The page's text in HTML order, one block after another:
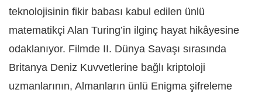
teknolojisinin fikir babası kabul edilen ünlü
matematikçi Alan Turing’in ilginç hayat hikâyesine
odaklanıyor. Filmde II. Dünya Savaşı sırasında
Britanya Deniz Kuvvetlerine bağlı kriptoloji
uzmanlarının, Almanların ünlü Enigma şifreleme